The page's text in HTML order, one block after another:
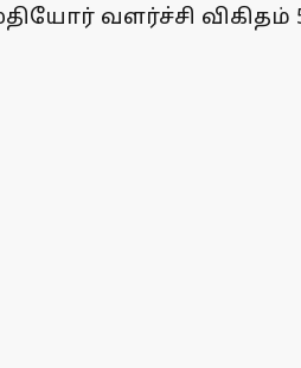
வளர்ச்சி